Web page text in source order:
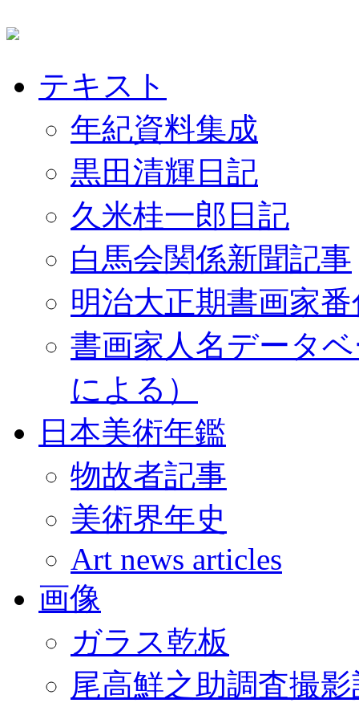
テキスト
年紀資料集成
黒田清輝日記
久米桂一郎日記
白馬会関係新聞記事
明治大正期書画家
書画家人名データ
による）
日本美術年鑑
物故者記事
美術界年史
Art news articles
画像
ガラス乾板
尾高鮮之助調査撮